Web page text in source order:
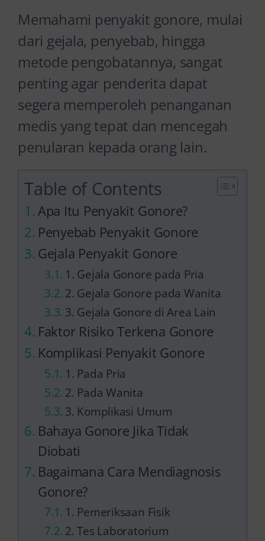
Memahami penyakit gonore, mulai
dari gejala, penyebab, hingga
metode pengobatannya, sangat
penting agar penderita dapat
segera memperoleh penanganan
medis yang tepat dan mencegah
penularan kepada orang lain.
Table of Contents
Apa Itu Penyakit Gonore?
Penyebab Penyakit Gonore
Gejala Penyakit Gonore
1. Gejala Gonore pada Pria
2. Gejala Gonore pada Wanita
3. Gejala Gonore di Area Lain
Faktor Risiko Terkena Gonore
Komplikasi Penyakit Gonore
1. Pada Pria
2. Pada Wanita
3. Komplikasi Umum
Bahaya Gonore Jika Tidak
Diobati
Bagaimana Cara Mendiagnosis
Gonore?
1. Pemeriksaan Fisik
2. Tes Laboratorium